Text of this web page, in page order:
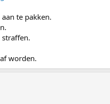
te pakken.
worden.